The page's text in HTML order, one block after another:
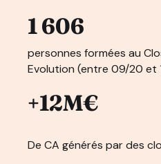
1 606
personnes formées au
Evolution (entre 09/20 et
+12M€
De CA générés par des